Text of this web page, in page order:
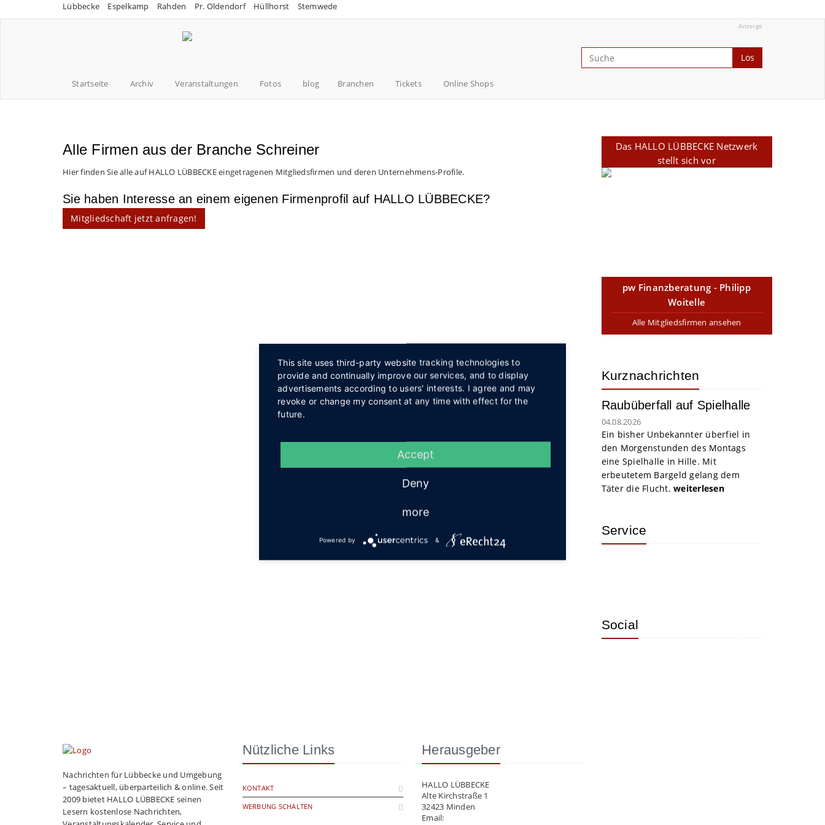
Lübbecke Espelkamp Rahden Pr. Oldendorf Hüllhorst Stemwede
Anzeige
Los
Startseite Archiv Veranstaltungen Fotos blog Branchen Tickets Online Shops
Alle Firmen aus der Branche Schreiner
Hier finden Sie alle auf HALLO LÜBBECKE eingetragenen Mitgliedsfirmen und deren Unternehmens-Profile.
Sie haben Interesse an einem eigenen Firmenprofil auf HALLO LÜBBECKE?
Mitgliedschaft jetzt anfragen!
Das HALLO LÜBBECKE Netzwerk
stellt sich vor
pw Finanzberatung - Philipp
Woitelle
Alle Mitgliedsfirmen ansehen
Kurznachrichten
Raubüberfall auf Spielhalle
04.08.2026
Ein bisher Unbekannter überfiel in
den Morgenstunden des Montags
eine Spielhalle in Hille. Mit
erbeutetem Bargeld gelang dem
Täter die Flucht. weiterlesen
Service
Social
Nachrichten für Lübbecke und Umgebung
– tagesaktuell, überparteilich & online. Seit
2009 bietet HALLO LÜBBECKE seinen
Lesern kostenlose Nachrichten,
Nützliche Links
KONTAKT
WERBUNG SCHALTEN
Herausgeber
HALLO LÜBBECKE
Alte Kirchstraße 1
32423 Minden
Email:
This site uses third-party website tracking technologies to
provide and continually improve our services, and to display
advertisements according to users' interests. I agree and may
revoke or change my consent at any time with effect for the
future.
Accept
Deny
more
Powered by &